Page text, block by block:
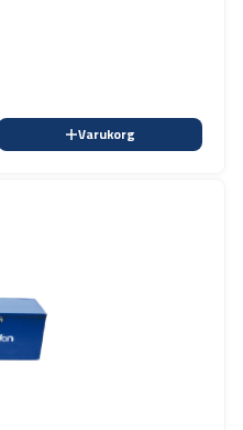
Varukorg